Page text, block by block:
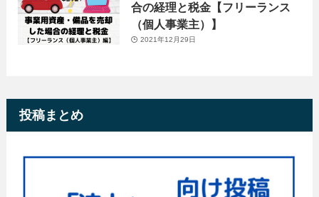
合の経理と税金【フリーランス
（個人事業主）】
2021年12月29日
投稿まとめ